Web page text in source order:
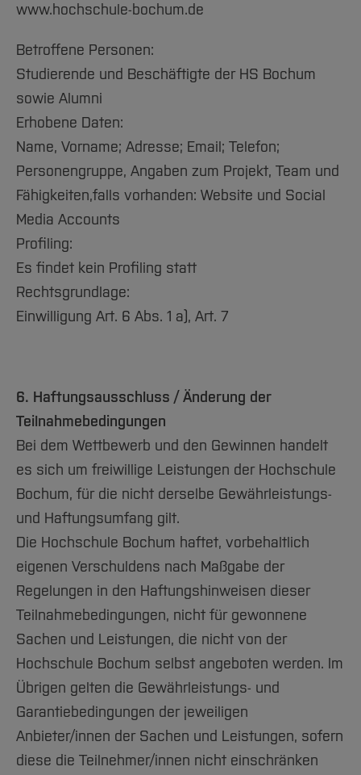
www.hochschule-bochum.de
Betroffene Personen:
Studierende und Beschäftigte der HS Bochum
sowie Alumni
Erhobene Daten:
Name, Vorname; Adresse; Email; Telefon;
Personengruppe, Angaben zum Projekt, Team und
Fähigkeiten,falls vorhanden: Website und Social
Media Accounts
Profiling:
Es findet kein Profiling statt
Rechtsgrundlage:
Einwilligung Art. 6 Abs. 1 a), Art. 7
6. Haftungsausschluss / Änderung der
Teilnahmebedingungen
Bei dem Wettbewerb und den Gewinnen handelt
es sich um freiwillige Leistungen der Hochschule
Bochum, für die nicht derselbe Gewährleistungs-
und Haftungsumfang gilt.
Die Hochschule Bochum haftet, vorbehaltlich
eigenen Verschuldens nach Maßgabe der
Regelungen in den Haftungshinweisen dieser
Teilnahmebedingungen, nicht für gewonnene
Sachen und Leistungen, die nicht von der
Hochschule Bochum selbst angeboten werden. Im
Übrigen gelten die Gewährleistungs- und
Garantiebedingungen der jeweiligen
Anbieter/innen der Sachen und Leistungen, sofern
diese die Teilnehmer/innen nicht einschränken